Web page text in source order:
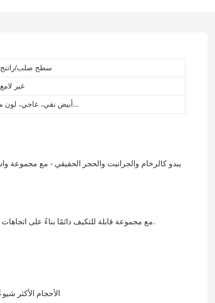
سطح صلب/
غير
أبيض نقي، عاجي، لون مخصص...
يبدو كالرخام والجرانيت والحجر الحقيقي - مع
مع مجموعة قابلة للتكيف دائمًا بناءً على اتجاهات التصميم المعاصرة، تتوفر هذه المنتجات في مجموعة واسعة من الألوان والدرجات للاختيار من بينها.